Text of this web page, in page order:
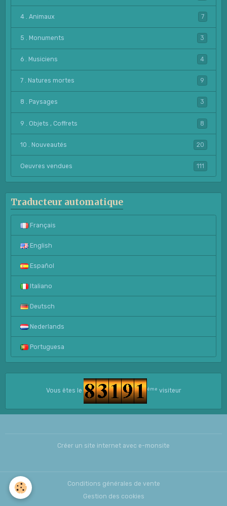
4 . Animaux 7
5 . Monuments 3
6 . Musiciens 4
7 . Natures mortes 9
8 . Paysages 3
9 . Objets , Coffrets 8
10 . Nouveautés 20
Oeuvres vendues 111
Traducteur automatique
Français
English
Español
Italiano
Deutsch
Nederlands
Portuguesa
Vous êtes le ème visiteur
Créer un site internet avec e-monsite
Conditions générales de vente
Gestion des cookies